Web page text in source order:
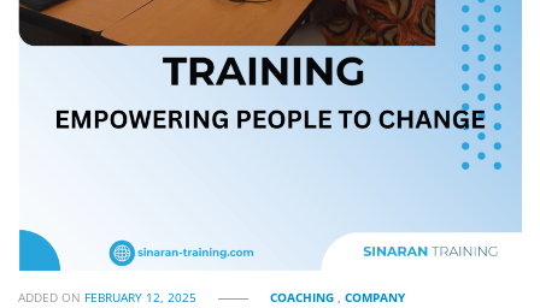
ADDED ON FEBRUARY 12, 2025 COACHING ,COMPANY